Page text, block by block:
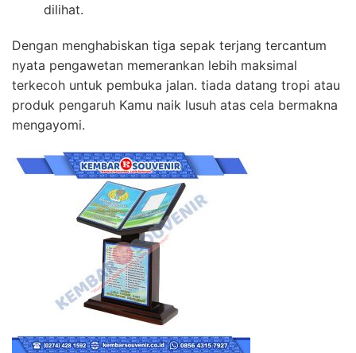
dilihat.
Dengan menghabiskan tiga sepak terjang tercantum
nyata pengawetan memerankan lebih maksimal
terkecoh untuk pembuka jalan. tiada datang tropi atau
produk pengaruh Kamu naik lusuh atas cela bermakna
mengayomi.